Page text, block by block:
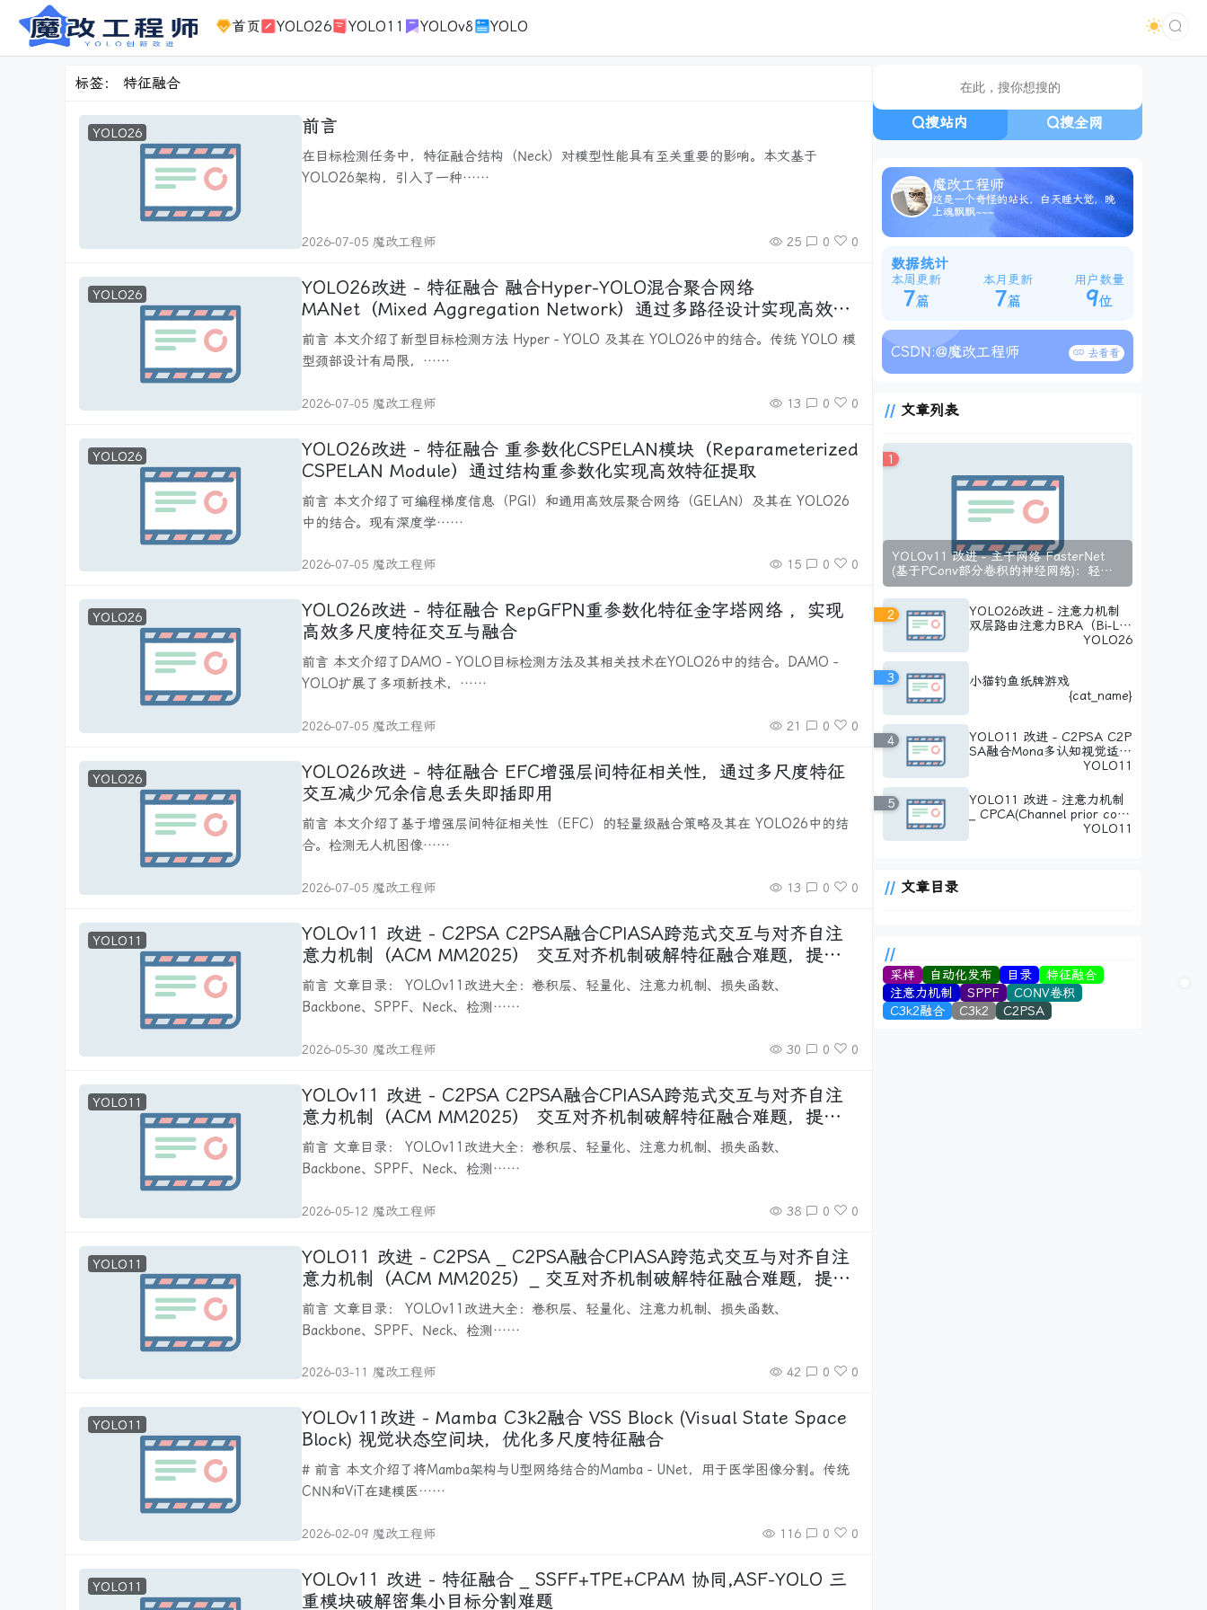
首页 YOLO26 YOLO11 YOLOv8 YOLO
标签： 特征融合
YOLO26 前言
在目标检测任务中，特征融合结构（Neck）对模型性能具有至关重要的影响。本文基于
YOLO26架构，引入了一种……
2026-07-05 魔改工程师 25 0 0
YOLO26
YOLO26改进 - 特征融合 融合Hyper-YOLO混合聚合网络
MANet（Mixed Aggregation Network）通过多路径设计实现高效特
征学习与模型适应性提升
前言 本文介绍了新型目标检测方法 Hyper - YOLO 及其在 YOLO26中的结合。传统 YOLO 模
型颈部设计有局限，……
2026-07-05 魔改工程师 13 0 0
YOLO26
YOLO26改进 - 特征融合 重参数化CSPELAN模块（Reparameterized
CSPELAN Module）通过结构重参数化实现高效特征提取
前言 本文介绍了可编程梯度信息（PGI）和通用高效层聚合网络（GELAN）及其在 YOLO26
中的结合。现有深度学……
2026-07-05 魔改工程师 15 0 0
YOLO26
YOLO26改进 - 特征融合 RepGFPN重参数化特征金字塔网络 ，实现
高效多尺度特征交互与融合
前言 本文介绍了DAMO - YOLO目标检测方法及其相关技术在YOLO26中的结合。DAMO -
YOLO扩展了多项新技术，……
2026-07-05 魔改工程师 21 0 0
YOLO26
YOLO26改进 - 特征融合 EFC增强层间特征相关性，通过多尺度特征
交互减少冗余信息丢失即插即用
前言 本文介绍了基于增强层间特征相关性（EFC）的轻量级融合策略及其在 YOLO26中的结
合。检测无人机图像……
2026-07-05 魔改工程师 13 0 0
YOLO11
YOLOv11 改进 - C2PSA C2PSA融合CPIASA跨范式交互与对齐自注
意力机制（ACM MM2025） 交互对齐机制破解特征融合难题，提升
小目标与遮挡目标判别力
前言 文章目录： YOLOv11改进大全：卷积层、轻量化、注意力机制、损失函数、
Backbone、SPPF、Neck、检测……
2026-05-30 魔改工程师 30 0 0
YOLO11
YOLOv11 改进 - C2PSA C2PSA融合CPIASA跨范式交互与对齐自注
意力机制（ACM MM2025） 交互对齐机制破解特征融合难题，提升
小目标与遮挡目标判别力
前言 文章目录： YOLOv11改进大全：卷积层、轻量化、注意力机制、损失函数、
Backbone、SPPF、Neck、检测……
2026-05-12 魔改工程师 38 0 0
YOLO11
YOLO11 改进 - C2PSA _ C2PSA融合CPIASA跨范式交互与对齐自注
意力机制（ACM MM2025）_ 交互对齐机制破解特征融合难题，提升
小目标与遮挡目标判别力
前言 文章目录： YOLOv11改进大全：卷积层、轻量化、注意力机制、损失函数、
Backbone、SPPF、Neck、检测……
2026-03-11 魔改工程师 42 0 0
YOLO11
YOLOv11改进 - Mamba C3k2融合 VSS Block (Visual State Space
Block) 视觉状态空间块，优化多尺度特征融合
# 前言 本文介绍了将Mamba架构与U型网络结合的Mamba - UNet，用于医学图像分割。传统
CNN和ViT在建模医……
2026-02-09 魔改工程师 116 0 0
YOLO11
YOLOv11 改进 - 特征融合 _ SSFF+TPE+CPAM 协同,ASF-YOLO 三
重模块破解密集小目标分割难题
搜站内 搜全网
魔改工程师
这是一个奇怪的站长，白天睡大觉，晚
上魂飘飘~~~
数据统计
本周更新
7篇
本月更新
7篇
用户数量
9位
CSDN:@魔改工程师 去看看
文章列表
1
YOLOv11 改进 - 主干网络 FasterNet
(基于PConv部分卷积的神经网络)：轻量
级设计优化内存访问效率，实现精度与速
度双重提升
2
YOLO26改进 - 注意力机制
双层路由注意力BRA（Bi-Lev
el Routing Attention）增强
YOLO26
3
小猫钓鱼纸牌游戏
{cat_name}
4
YOLO11 改进 - C2PSA C2P
SA融合Mona多认知视觉适配
器(CVPR 2025)：打破全参数
提点神器，引领视觉微调新突
破
YOLO11
5
YOLO11 改进 - 注意力机制
_ CPCA(Channel prior conv
olutional attention)通道先验
YOLO11
文章目录
采样 自动化发布 目录
特征融合
注意力机制
SPPF
CONV卷积
C3k2融合
C3k2 C2PSA